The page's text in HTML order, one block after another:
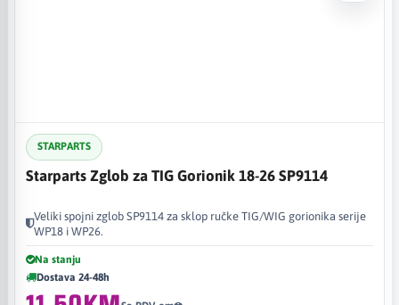
STARPARTS
Starparts Zglob za TIG Gorionik 18-26 SP9114
Veliki spojni zglob SP9114 za sklop ručke TIG/WIG gorionika serije
WP18 i WP26.
Na stanju
Dostava 24-48h